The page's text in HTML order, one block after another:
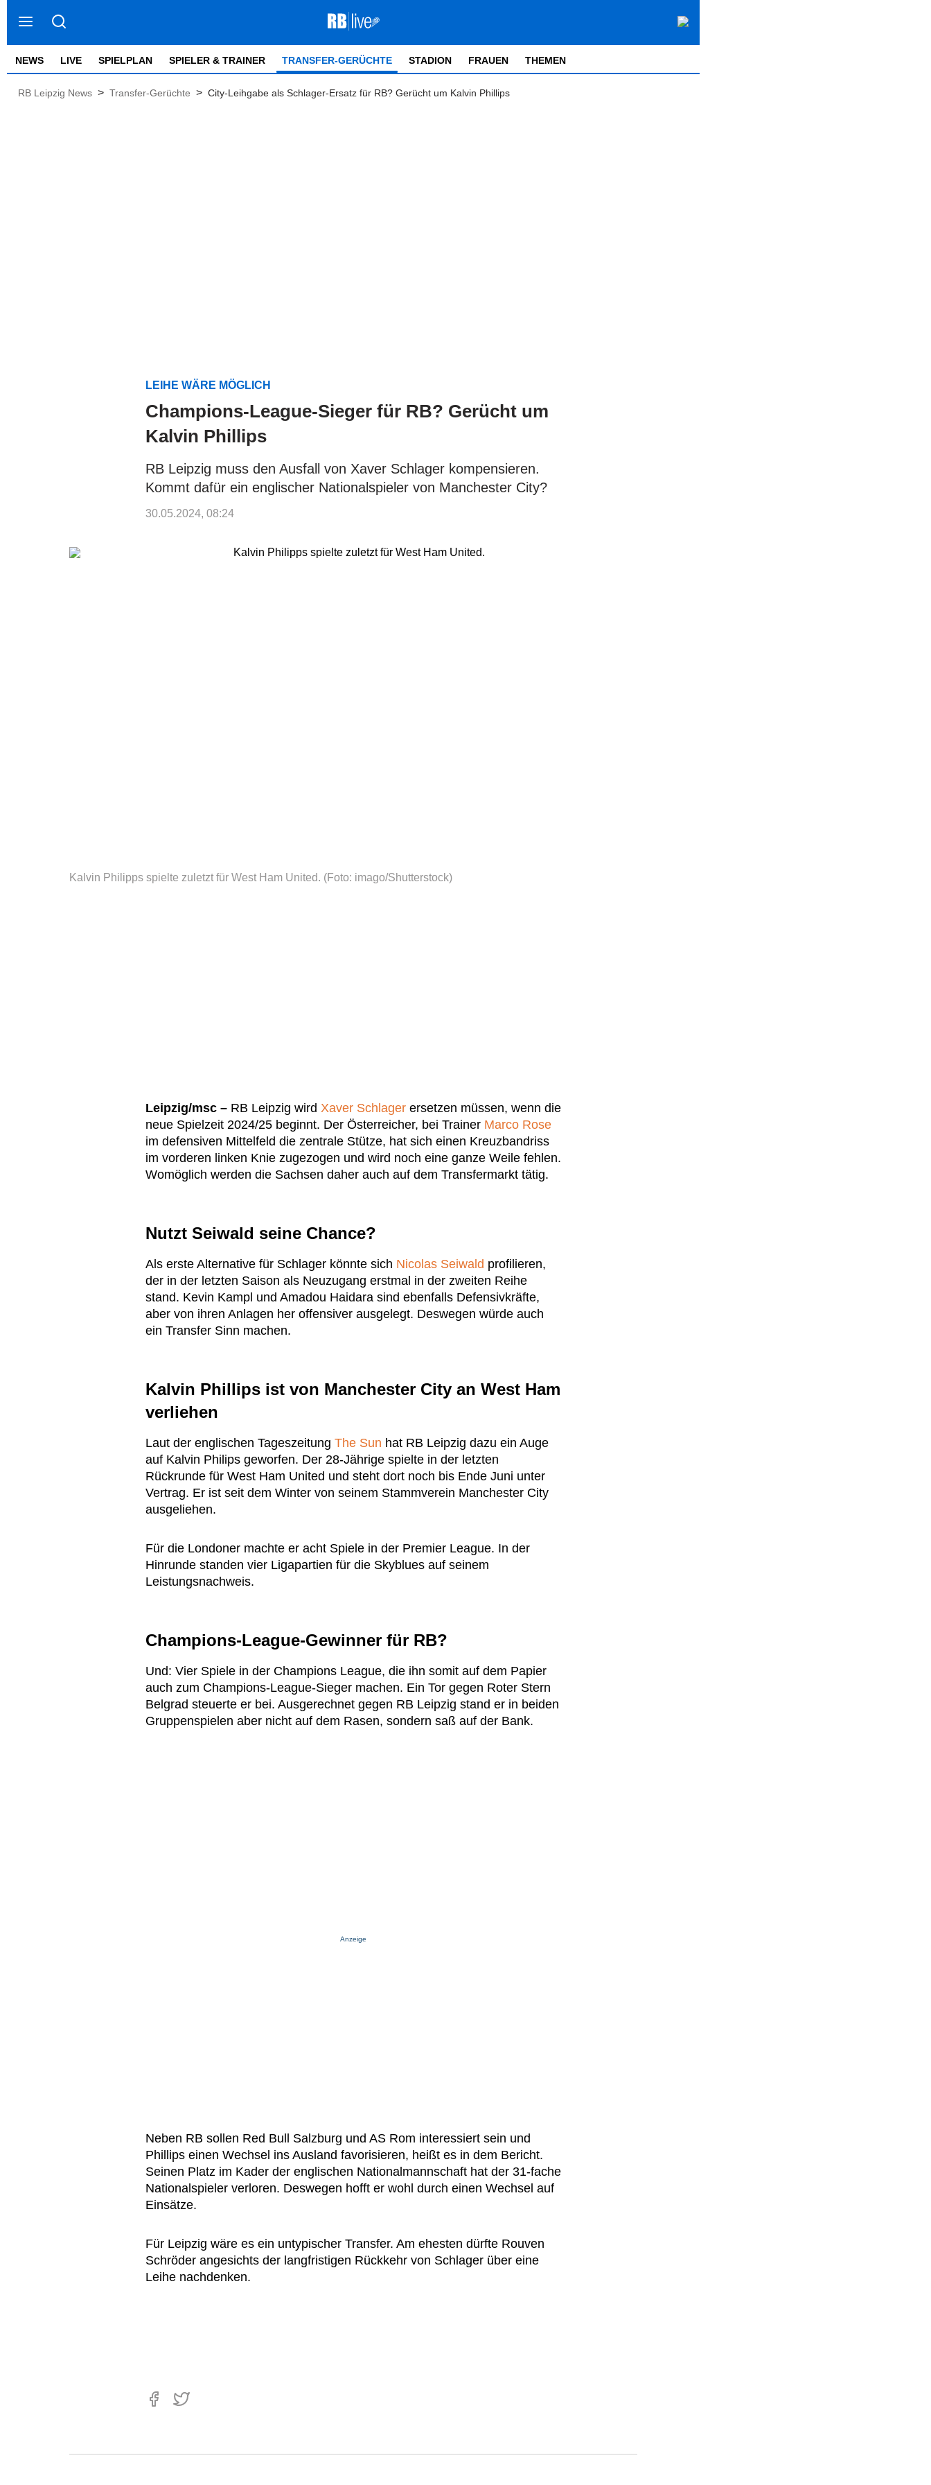
NEWS LIVE SPIELPLAN SPIELER & TRAINER TRANSFER-GERÜCHTE STADION FRAUEN THEMEN
RB Leipzig News > Transfer-Gerüchte > City-Leihgabe als Schlager-Ersatz für RB? Gerücht um Kalvin Phillips
LEIHE WÄRE MÖGLICH
Champions-League-Sieger für RB? Gerücht um
Kalvin Phillips
RB Leipzig muss den Ausfall von Xaver Schlager kompensieren.
Kommt dafür ein englischer Nationalspieler von Manchester City?
30.05.2024, 08:24
Kalvin Philipps spielte zuletzt für West Ham United. (Foto: imago/Shutterstock)
Leipzig/msc – RB Leipzig wird Xaver Schlager ersetzen müssen, wenn die
neue Spielzeit 2024/25 beginnt. Der Österreicher, bei Trainer Marco Rose
im defensiven Mittelfeld die zentrale Stütze, hat sich einen Kreuzbandriss
im vorderen linken Knie zugezogen und wird noch eine ganze Weile fehlen.
Womöglich werden die Sachsen daher auch auf dem Transfermarkt tätig.
Nutzt Seiwald seine Chance?
Als erste Alternative für Schlager könnte sich Nicolas Seiwald profilieren,
der in der letzten Saison als Neuzugang erstmal in der zweiten Reihe
stand. Kevin Kampl und Amadou Haidara sind ebenfalls Defensivkräfte,
aber von ihren Anlagen her offensiver ausgelegt. Deswegen würde auch
ein Transfer Sinn machen.
Kalvin Phillips ist von Manchester City an West Ham
verliehen
Laut der englischen Tageszeitung The Sun hat RB Leipzig dazu ein Auge
auf Kalvin Philips geworfen. Der 28-Jährige spielte in der letzten
Rückrunde für West Ham United und steht dort noch bis Ende Juni unter
Vertrag. Er ist seit dem Winter von seinem Stammverein Manchester City
ausgeliehen.
Für die Londoner machte er acht Spiele in der Premier League. In der
Hinrunde standen vier Ligapartien für die Skyblues auf seinem
Leistungsnachweis.
Champions-League-Gewinner für RB?
Und: Vier Spiele in der Champions League, die ihn somit auf dem Papier
auch zum Champions-League-Sieger machen. Ein Tor gegen Roter Stern
Belgrad steuerte er bei. Ausgerechnet gegen RB Leipzig stand er in beiden
Gruppenspielen aber nicht auf dem Rasen, sondern saß auf der Bank.
Anzeige
Neben RB sollen Red Bull Salzburg und AS Rom interessiert sein und
Phillips einen Wechsel ins Ausland favorisieren, heißt es in dem Bericht.
Seinen Platz im Kader der englischen Nationalmannschaft hat der 31-fache
Nationalspieler verloren. Deswegen hofft er wohl durch einen Wechsel auf
Einsätze.
Für Leipzig wäre es ein untypischer Transfer. Am ehesten dürfte Rouven
Schröder angesichts der langfristigen Rückkehr von Schlager über eine
Leihe nachdenken.